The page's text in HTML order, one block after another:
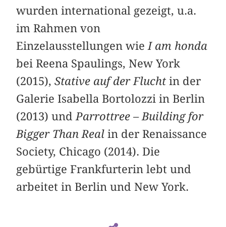
wurden international gezeigt, u.a.
im Rahmen von
Einzelausstellungen wie I am honda
bei Reena Spaulings, New York
(2015),Stative auf der Fluchtin der
Galerie Isabella Bortolozzi in Berlin
(2013) und Parrottree – Building for
Bigger Than Real in der Renaissance
Society, Chicago (2014). Die
gebürtige Frankfurterin lebt und
arbeitet in Berlin und New York.